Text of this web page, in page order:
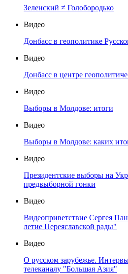
Зеленский ≠ Голобородько
Видео
Донбасс в геополитике
Видео
Донбасс в центре
Видео
Выборы в Молдове: итоги
Видео
Выборы в Молдове: каких
Видео
Президентские выборы на
предвыборной гонки
Видео
Видеоприветствие Сергея
летие Переяславской рады"
Видео
О русском зарубежье.
телеканалу "Большая Азия"